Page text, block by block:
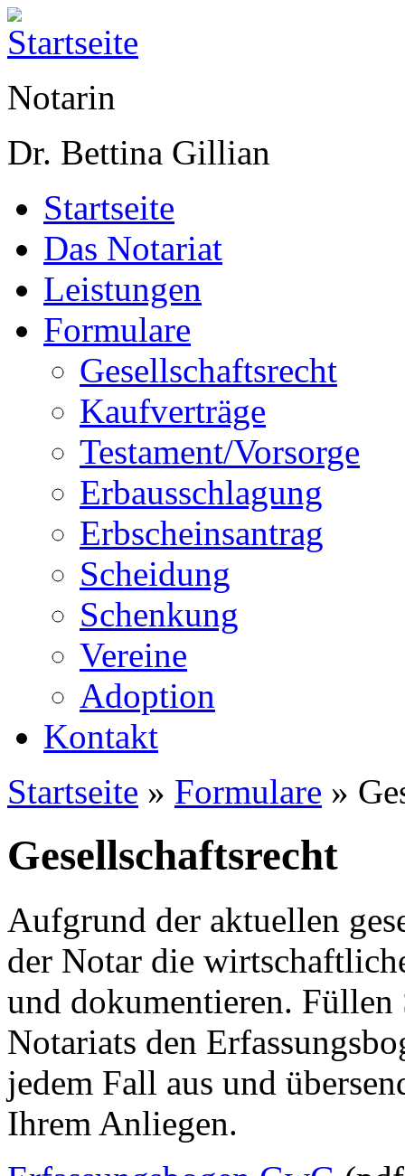
Notarin
Dr. Bettina Gillian
Startseite
Das Notariat
Leistungen
Formulare
Gesellschaftsrecht
Kaufverträge
Testament/Vorsorge
Erbausschlagung
Erbscheinsantrag
Scheidung
Schenkung
Vereine
Adoption
Kontakt
Sie sind hier
Startseite » Formulare »
Gesellschaftsrecht
Aufgrund der aktuellen
der Notar die
und dokumentieren. Füllen
Notariats den
jedem Fall aus und
Ihrem Anliegen.